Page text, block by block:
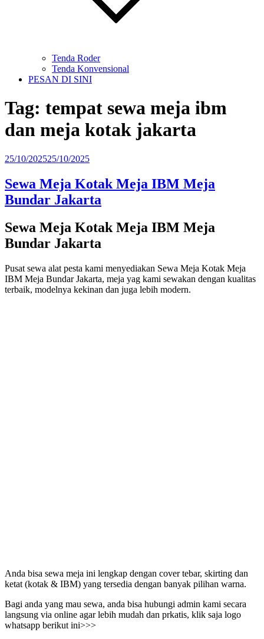
Tenda Roder
Tenda Konvensional
PESAN DI SINI
Tag: tempat sewa meja ibm
dan meja kotak jakarta
Diposkan
25/10/202525/10/2025
Sewa Meja Kotak Meja IBM Meja
Bundar Jakarta
Sewa Meja Kotak Meja IBM Meja
Bundar Jakarta
Pusat sewa alat pesta kami menyediakan Sewa Meja Kotak Meja
IBM Meja Bundar Jakarta, meja yag kami sewakan dengan kualitas
terbaik, modelnya kekinan dan juga lebih modern.
Anda bisa sewa meja ini lengkap dengan cover tebar, skirting dan
ketat (kotak & IBM) yang tersedia dengan banyak pilihan warna.
Bagi anda yang mau sewa, anda bisa hubungi admin kami secara
langsung via online agar lebih mudah dan prkatis, klik saja logo
whatsapp berikut ini>>>